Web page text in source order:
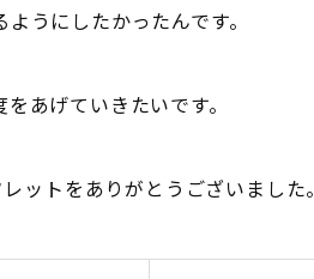
うにしたかったんです。
あげていきたいです。
ットをありがとうございました。